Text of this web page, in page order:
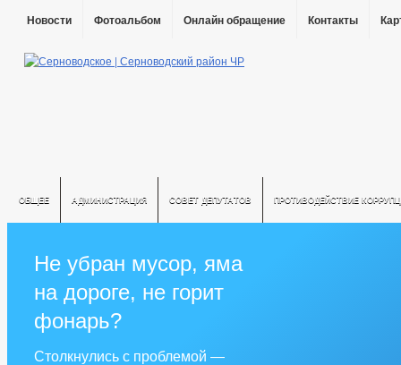
Новости Фотоальбом Онлайн обращение Контакты
ОБЩЕЕ АДМИНИСТРАЦИЯ СОВЕТ ДЕПУТАТОВ ПРОТИВОДЕЙСТВИЕ
Не убран мусор, яма
на дороге, не горит
фонарь?
Столкнулись с проблемой —